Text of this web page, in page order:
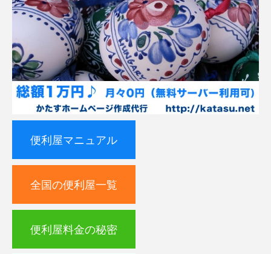
便利屋マニュアル
全国の便利屋一覧
便利屋料金の秘密